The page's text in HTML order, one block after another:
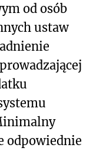
od osób
ustaw
odpowiednie